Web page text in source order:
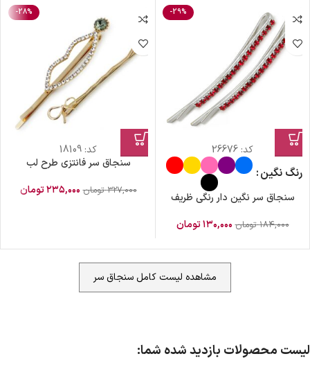
-29%
کد: 26676
رنگ نگین
سنجاق سر نگین دار رنگی ظریف
۱۸۴,۰۰۰ تومان ۱۳۰,۰۰۰تومان
-28%
کد: 18109
سنجاق سر فانتزی طرح لب
۳۲۷,۰۰۰ تومان ۲۳۵,۰۰۰تومان
مشاهده لیست کامل سنجاق سر
لیست محصولات بازدید شده شما:
گارانتی معتبر برای تمامی محصولات ارائه می‌شود.